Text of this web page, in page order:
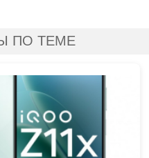
ПО ТЕМЕ